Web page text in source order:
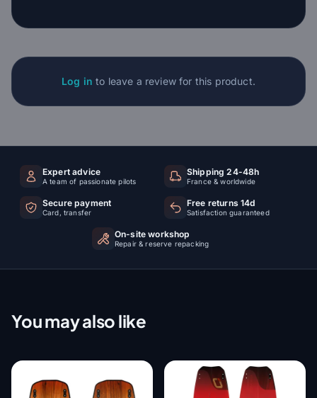
Log in to leave a review for this product.
Expert advice
A team of passionate pilots
Shipping 24-48h
France & worldwide
Secure payment
Card, transfer
Free returns 14d
Satisfaction guaranteed
On-site workshop
Repair & reserve repacking
You may also like